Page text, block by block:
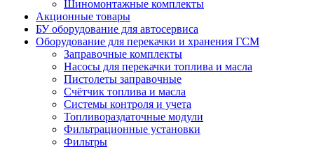
Шиномонтажные комплекты
Акционные товары
БУ оборудование для автосервиса
Оборудование для перекачки и хранения ГСМ
Заправочные комплекты
Насосы для перекачки топлива и масла
Пистолеты заправочные
Счётчик топлива и масла
Системы контроля и учета
Топливораздаточные модули
Фильтрационные установки
Фильтры